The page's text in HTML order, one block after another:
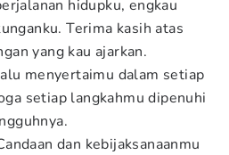
hidupku, engkau
Terima kasih atas
yang kau ajarkan.
menyertaimu dalam setiap
setiap langkahmu dipenuhi
dan kebijaksanaanmu